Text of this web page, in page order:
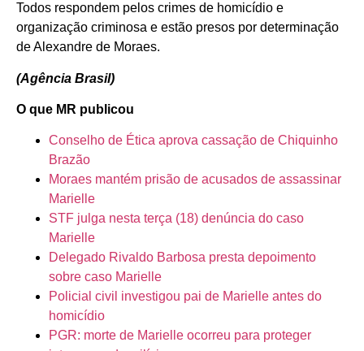
Todos respondem pelos crimes de homicídio e
organização criminosa e estão presos por determinação
de Alexandre de Moraes.
(Agência Brasil)
O que MR publicou
Conselho de Ética aprova cassação de Chiquinho
Brazão
Moraes mantém prisão de acusados de assassinar
Marielle
STF julga nesta terça (18) denúncia do caso
Marielle
Delegado Rivaldo Barbosa presta depoimento
sobre caso Marielle
Policial civil investigou pai de Marielle antes do
homicídio
PGR: morte de Marielle ocorreu para proteger